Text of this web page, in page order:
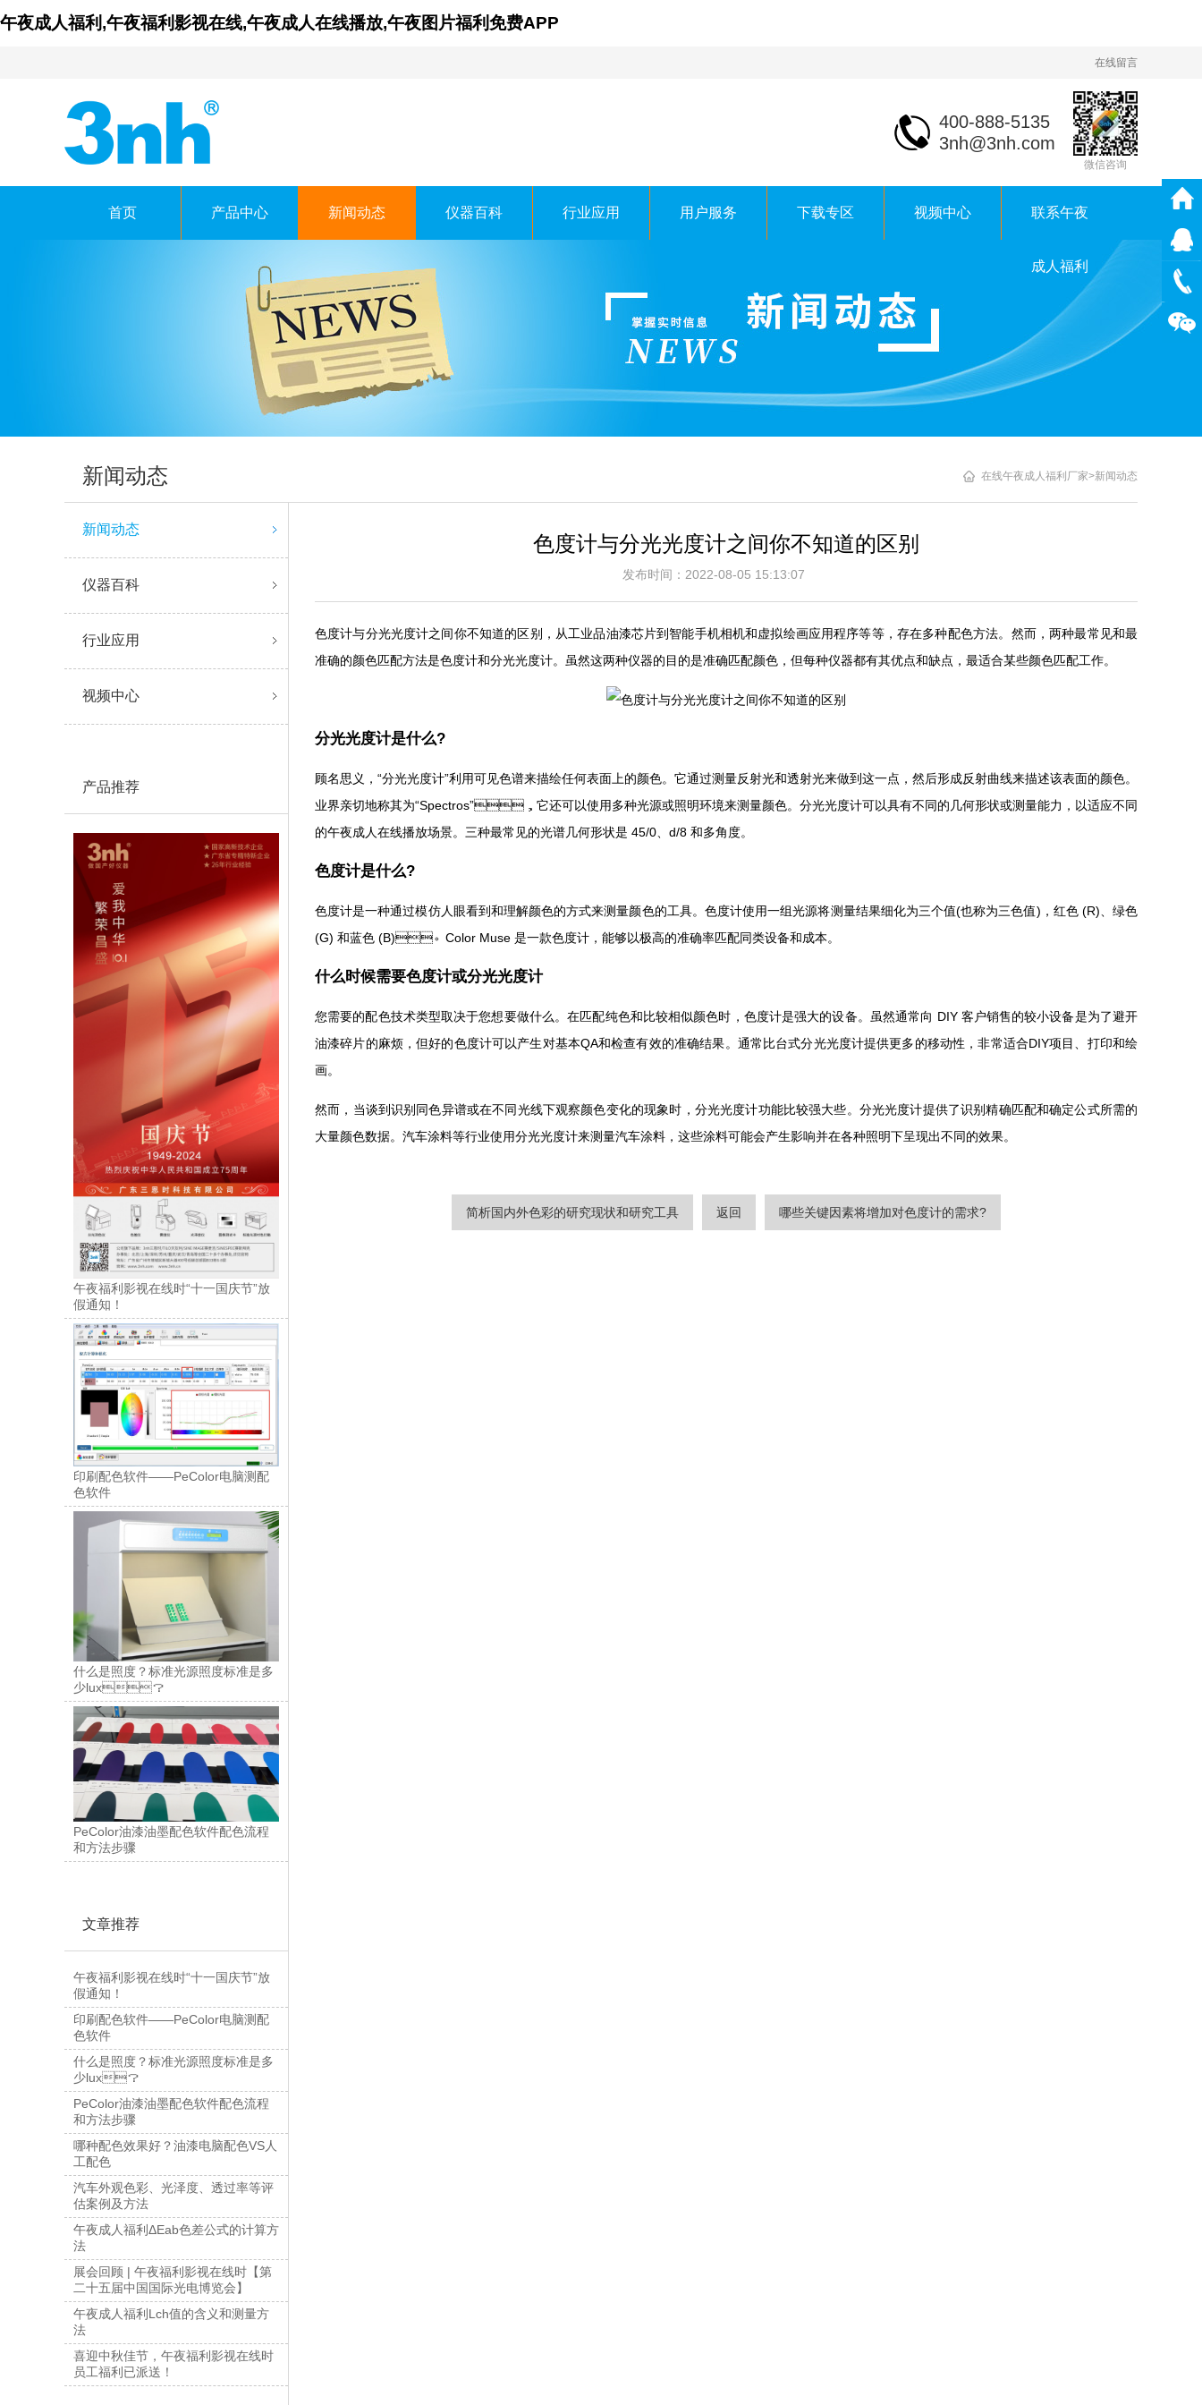
午夜成人福利,午夜福利影视在线,午夜成人在线播放,午夜图片福利免费APP
在线留言
广东午夜福利影视在线时科技有限公司
微信咨询
400-888-5135
3nh@3nh.com
首页 产品中心 新闻动态 仪器百科 行业应用 用户服务 下载专区 视频中心 联系午夜
成人福利
新闻动态
新闻动态
仪器百科
行业应用
视频中心
产品推荐
午夜福利影视在线时“十一国庆节”放
假通知！
印刷配色软件——PeColor电脑测配
色软件
什么是照度？标准光源照度标准是多
少lux？
PeColor油漆油墨配色软件配色流程
和方法步骤
文章推荐
午夜福利影视在线时“十一国庆节”放
假通知！
印刷配色软件——PeColor电脑测配
色软件
什么是照度？标准光源照度标准是多
少lux？
PeColor油漆油墨配色软件配色流程
和方法步骤
哪种配色效果好？油漆电脑配色VS人
工配色
汽车外观色彩、光泽度、透过率等评
估案例及方法
午夜成人福利ΔEab色差公式的计算方
法
展会回顾 | 午夜福利影视在线时【第
二十五届中国国际光电博览会】
午夜成人福利Lch值的含义和测量方
法
喜迎中秋佳节，午夜福利影视在线时
员工福利已派送！
在线午夜成人福利厂家>新闻动态
色度计与分光光度计之间你不知道的区别
发布时间：2022-08-05 15:13:07
色度计与分光光度计之间你不知道的区别，从工业品油漆芯片到智能手机相机和虚拟绘画应用程序等等，存在多种配色方法。然而，两种最常见和最
准确的颜色匹配方法是色度计和分光光度计。虽然这两种仪器的目的是准确匹配颜色，但每种仪器都有其优点和缺点，最适合某些颜色匹配工作。
分光光度计是什么?
顾名思义，“分光光度计”利用可见色谱来描绘任何表面上的颜色。它通过测量反射光和透射光来做到这一点，然后形成反射曲线来描述该表面的颜色。
业界亲切地称其为“Spectros”，它还可以使用多种光源或照明环境来测量颜色。分光光度计可以具有不同的几何形状或测量能力，以适应不同
的午夜成人在线播放场景。三种最常见的光谱几何形状是 45/0、d/8 和多角度。
色度计是什么?
色度计是一种通过模仿人眼看到和理解颜色的方式来测量颜色的工具。色度计使用一组光源将测量结果细化为三个值(也称为三色值)，红色 (R)、绿色
(G) 和蓝色 (B)。Color Muse 是一款色度计，能够以极高的准确率匹配同类设备和成本。
什么时候需要色度计或分光光度计
您需要的配色技术类型取决于您想要做什么。在匹配纯色和比较相似颜色时，色度计是强大的设备。虽然通常向 DIY 客户销售的较小设备是为了避开
油漆碎片的麻烦，但好的色度计可以产生对基本QA和检查有效的准确结果。通常比台式分光光度计提供更多的移动性，非常适合DIY项目、打印和绘
画。
然而，当谈到识别同色异谱或在不同光线下观察颜色变化的现象时，分光光度计功能比较强大些。分光光度计提供了识别精确匹配和确定公式所需的
大量颜色数据。汽车涂料等行业使用分光光度计来测量汽车涂料，这些涂料可能会产生影响并在各种照明下呈现出不同的效果。
简析国内外色彩的研究现状和研究工具 返回 哪些关键因素将增加对色度计的需求?